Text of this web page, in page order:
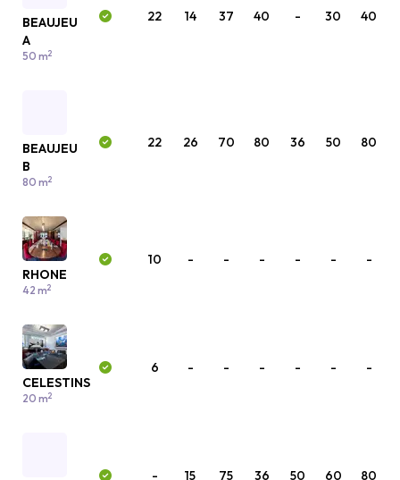
BEAUJEU
A
50 m2
22 14 37 40 - 30 40
BEAUJEU
B
80 m2
22 26 70 80 36 50 80
RHONE
42 m2
10 - - - - - -
CELESTINS
20 m2
6 - - - - - -
- 15 75 36 50 60 80